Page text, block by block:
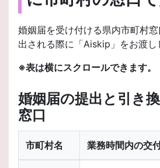
婚姻届を受け付ける県内市町村
出される際に「Aiskip」をお渡し
※表は横にスクロールできます。
婚姻届の提出と引き
窓口
市町村名 業務時間内の交